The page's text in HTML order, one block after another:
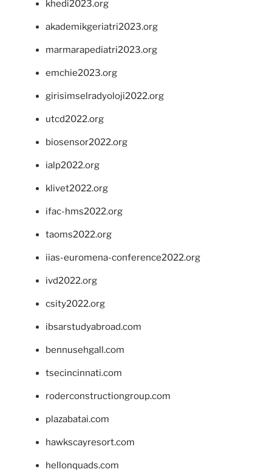
khedi2023.org
akademikgeriatri2023.org
marmarapediatri2023.org
emchie2023.org
girisimselradyoloji2022.org
utcd2022.org
biosensor2022.org
ialp2022.org
klivet2022.org
ifac-hms2022.org
taoms2022.org
iias-euromena-conference2022.org
ivd2022.org
csity2022.org
ibsarstudyabroad.com
bennusehgall.com
tsecincinnati.com
roderconstructiongroup.com
plazabatai.com
hawkscayresort.com
hellonquads.com